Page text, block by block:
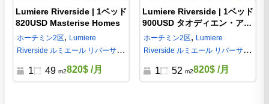
Lumiere Riverside | 1ベッド
820USD Masterise Homes
ホーチミン2区, Lumiere
Riverside ルミエール リバーサイ
1 49 m2820$ /月
Lumiere Riverside | 1ベッド
900USD タオディエン・アン
フーの賃貸
ホーチミン2区, Lumiere
Riverside ルミエール リバーサイ
1 52 m2820$ /月